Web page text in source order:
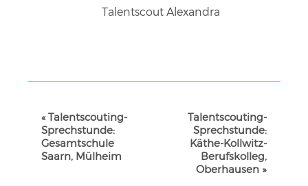
Talentscout Alexandra
VERANSTALTUNG-
NAVIGATION
«Talentscouting-
Sprechstunde:
Gesamtschule
Saarn, Mülheim
Talentscouting-
Sprechstunde:
Käthe-Kollwitz-
Berufskolleg,
Oberhausen »